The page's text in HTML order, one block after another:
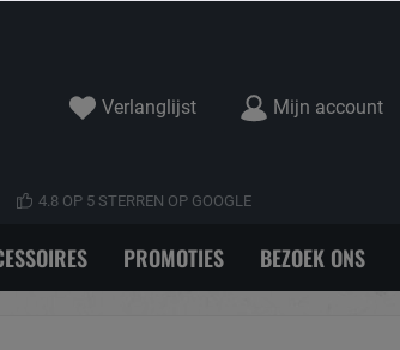
Verlanglijst Mijn account
4.8 OP 5 STERREN OP GOOGLE
PROMOTIES BEZOEK ONS